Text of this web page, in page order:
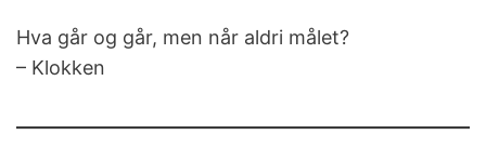
Hva går og går, men når aldri målet?
– Klokken